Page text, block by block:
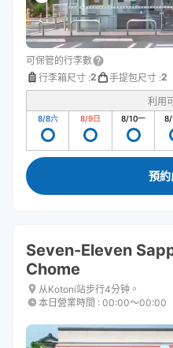
可保管的行李數
行李箱尺寸 :2 手提包尺寸 :2
利用
8/8六 8/9日 8/10一 8/
預
Seven-Eleven
Chome
从Kotoni站步行4分钟。
本日營業時間 : 00:00〜00:00